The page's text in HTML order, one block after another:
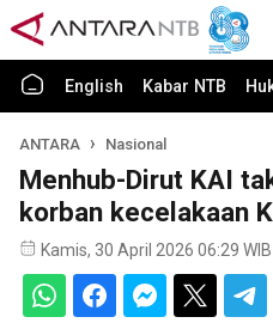
English Kabar NTB
ANTARA Nasional
Menhub-Dirut KAI
korban kecelakaan
Kamis, 30 April 2026 06:29 WIB